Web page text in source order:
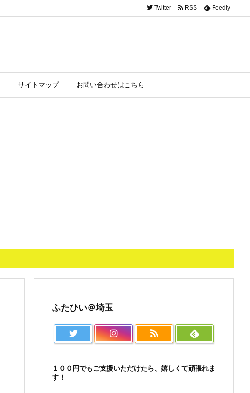
サイトマップ お問い合わせはこちら
Twitter RSS Feedly
ふたひい＠埼玉
１００円でもご支援いただけたら、嬉しくて頑張れま
す！